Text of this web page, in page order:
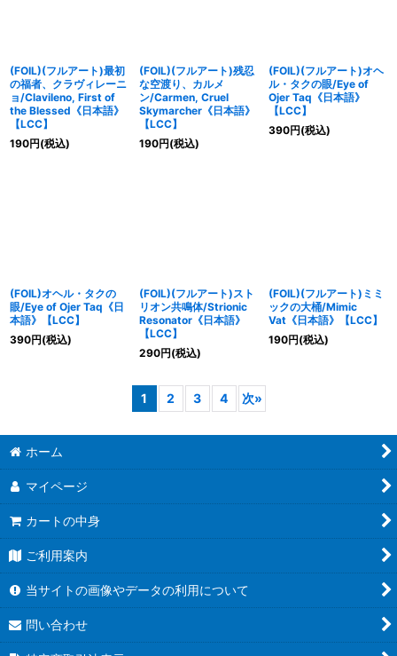
(FOIL)(フルアート)最初
の福者、クラヴィレーニ
ョ/Clavileno, First of
the Blessed《日本語》
【LCC】
190円(税込)
(FOIL)(フルアート)残忍
な空渡り、カルメ
ン/Carmen, Cruel
Skymarcher《日本語》
【LCC】
190円(税込)
(FOIL)(フルアート)オヘ
ル・タクの眼/Eye of
Ojer Taq《日本語》
【LCC】
390円(税込)
(FOIL)オヘル・タクの
眼/Eye of Ojer Taq《日
本語》【LCC】
390円(税込)
(FOIL)(フルアート)スト
リオン共鳴体/Strionic
Resonator《日本語》
【LCC】
290円(税込)
(FOIL)(フルアート)ミミ
ックの大桶/Mimic
Vat《日本語》【LCC】
190円(税込)
1 2 3 4 次»
ホーム
マイページ
カートの中身
ご利用案内
当サイトの画像やデータの利用について
問い合わせ